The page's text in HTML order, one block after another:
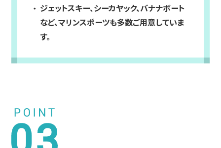
ジェットスキー、シーカヤック、バナナボート
など、マリンスポーツも多数ご用意していま
す。